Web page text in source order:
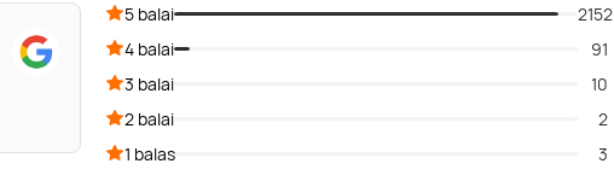
5 balai
2152
4 balai
91
3 balai
10
2 balai
2
1 balas
3